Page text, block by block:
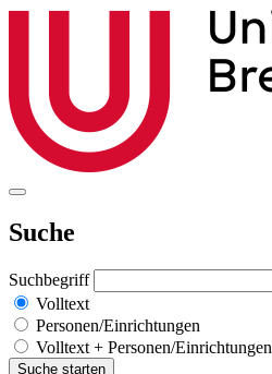
Suche
Suchbegriff
Volltext
Personen/Einrichtungen
Volltext + Personen/Einrichtungen